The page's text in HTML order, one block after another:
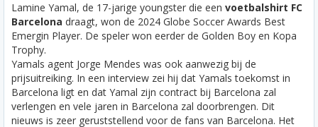
Lamine Yamal, de 17-jarige youngster die een voetbalshirt FC
Barcelona draagt, won de 2024 Globe Soccer Awards Best
Emergin Player. De speler won eerder de Golden Boy en Kopa
Trophy.
Yamals agent Jorge Mendes was ook aanwezig bij de
prijsuitreiking. In een interview zei hij dat Yamals toekomst in
Barcelona ligt en dat Yamal zijn contract bij Barcelona zal
verlengen en vele jaren in Barcelona zal doorbrengen. Dit
nieuws is zeer geruststellend voor de fans van Barcelona. Het